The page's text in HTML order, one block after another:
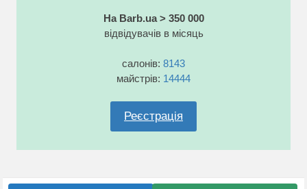
На Barb.ua > 350 000
відвідувачів в місяць
салонів: 8143
майстрів: 14444
Реєстрація